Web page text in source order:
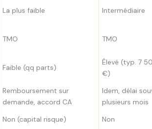
La plus faible Intermédiaire
TMO TMO
Faible (qq parts)
Élevé (typ. 7
€)
Remboursement sur
demande, accord CA
Idem, délai
plusieurs mois
Non (capital risque) Non